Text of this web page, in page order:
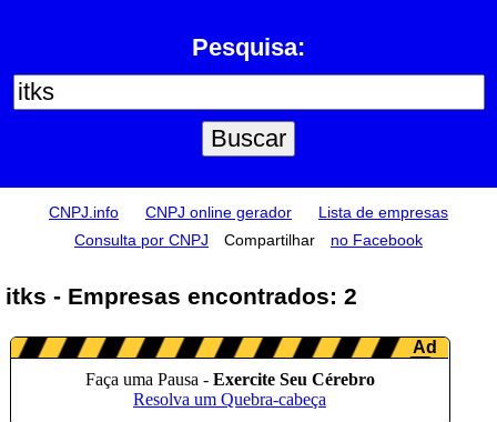
Pesquisa:
CNPJ.info CNPJ online gerador
Lista de empresas
Consulta por CNPJ
Compartilhar no Facebook
itks - Empresas encontrados: 2